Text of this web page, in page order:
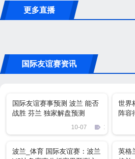
更多直播
国际友谊赛资讯
国际友谊赛事预测 波兰 能否
战胜 芬兰 独家解盘预测
10-07 1142
世界
阵容
波兰_体育 国际友谊赛：波兰
英格